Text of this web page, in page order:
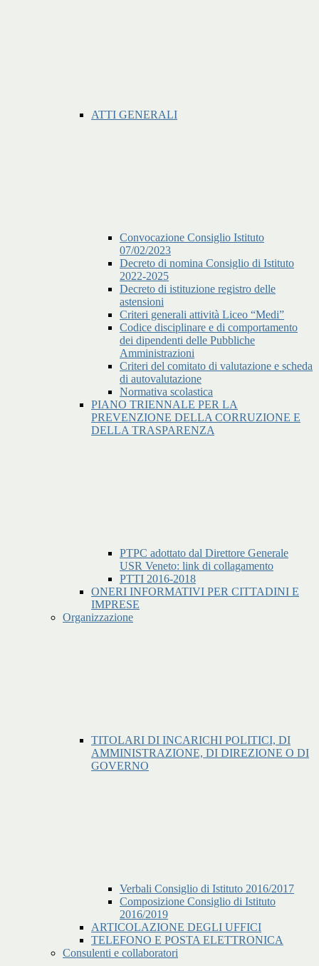
ATTI GENERALI
Convocazione Consiglio Istituto
07/02/2023
Decreto di nomina Consiglio di Istituto
2022-2025
Decreto di istituzione registro delle
astensioni
Criteri generali attività Liceo “Medi”
Codice disciplinare e di comportamento
dei dipendenti delle Pubbliche
Amministrazioni
Criteri del comitato di valutazione e scheda
di autovalutazione
Normativa scolastica
PIANO TRIENNALE PER LA
PREVENZIONE DELLA CORRUZIONE E
DELLA TRASPARENZA
PTPC adottato dal Direttore Generale
USR Veneto: link di collagamento
PTTI 2016-2018
ONERI INFORMATIVI PER CITTADINI E
IMPRESE
Organizzazione
TITOLARI DI INCARICHI POLITICI, DI
AMMINISTRAZIONE, DI DIREZIONE O DI
GOVERNO
Verbali Consiglio di Istituto 2016/2017
Composizione Consiglio di Istituto
2016/2019
ARTICOLAZIONE DEGLI UFFICI
TELEFONO E POSTA ELETTRONICA
Consulenti e collaboratori